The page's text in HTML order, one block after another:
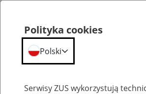
Polityka cookies
Polski
Serwisy ZUS wykorzystują